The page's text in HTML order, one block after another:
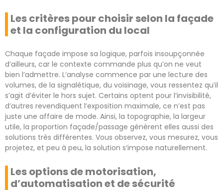
Les critères pour choisir selon la façade
et la configuration du local
Chaque façade impose sa logique, parfois insoupçonnée
d’ailleurs, car le contexte commande plus qu’on ne veut
bien l’admettre. L’analyse commence par une lecture des
volumes, de la signalétique, du voisinage, vous ressentez qu’il
s’agit d’éviter le hors sujet. Certains optent pour l’invisibilité,
d’autres revendiquent l’exposition maximale, ce n’est pas
juste une affaire de mode. Ainsi, la topographie, la largeur
utile, la proportion façade/passage génèrent elles aussi des
solutions très différentes. Vous observez, vous mesurez, vous
projetez, et peu à peu, la solution s’impose naturellement.
Les options de motorisation,
d’automatisation et de sécurité